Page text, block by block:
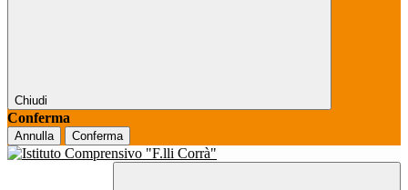
Chiudi
Conferma
Annulla Conferma